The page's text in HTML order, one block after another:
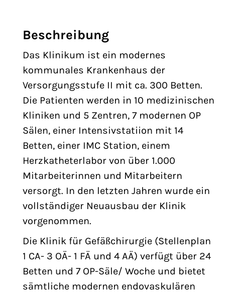
Beschreibung
Das Klinikum ist ein modernes
kommunales Krankenhaus der
Versorgungsstufe II mit ca. 300 Betten.
Die Patienten werden in 10 medizinischen
Kliniken und 5 Zentren, 7 modernen OP
Sälen, einer Intensivstatiion mit 14
Betten, einer IMC Station, einem
Herzkatheterlabor von über 1.000
Mitarbeiterinnen und Mitarbeitern
versorgt. In den letzten Jahren wurde ein
vollständiger Neuausbau der Klinik
vorgenommen.
Die Klinik für Gefäßchirurgie (Stellenplan
1 CA- 3 OÄ- 1 FÄ und 4 AÄ) verfügt über 24
Betten und 7 OP-Säle/ Woche und bietet
sämtliche modernen endovaskulären